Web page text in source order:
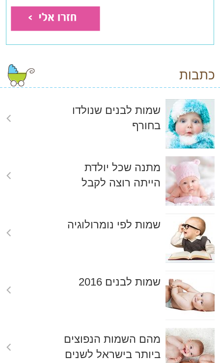
כתבות
שמות לבנים שנולדו
בחורף
מתנה שכל יולדת
הייתה רוצה לקבל
שמות לפי נומרולוגיה
שמות לבנים 2016
מהם השמות הנפוצים
ביותר בישראל לשנים